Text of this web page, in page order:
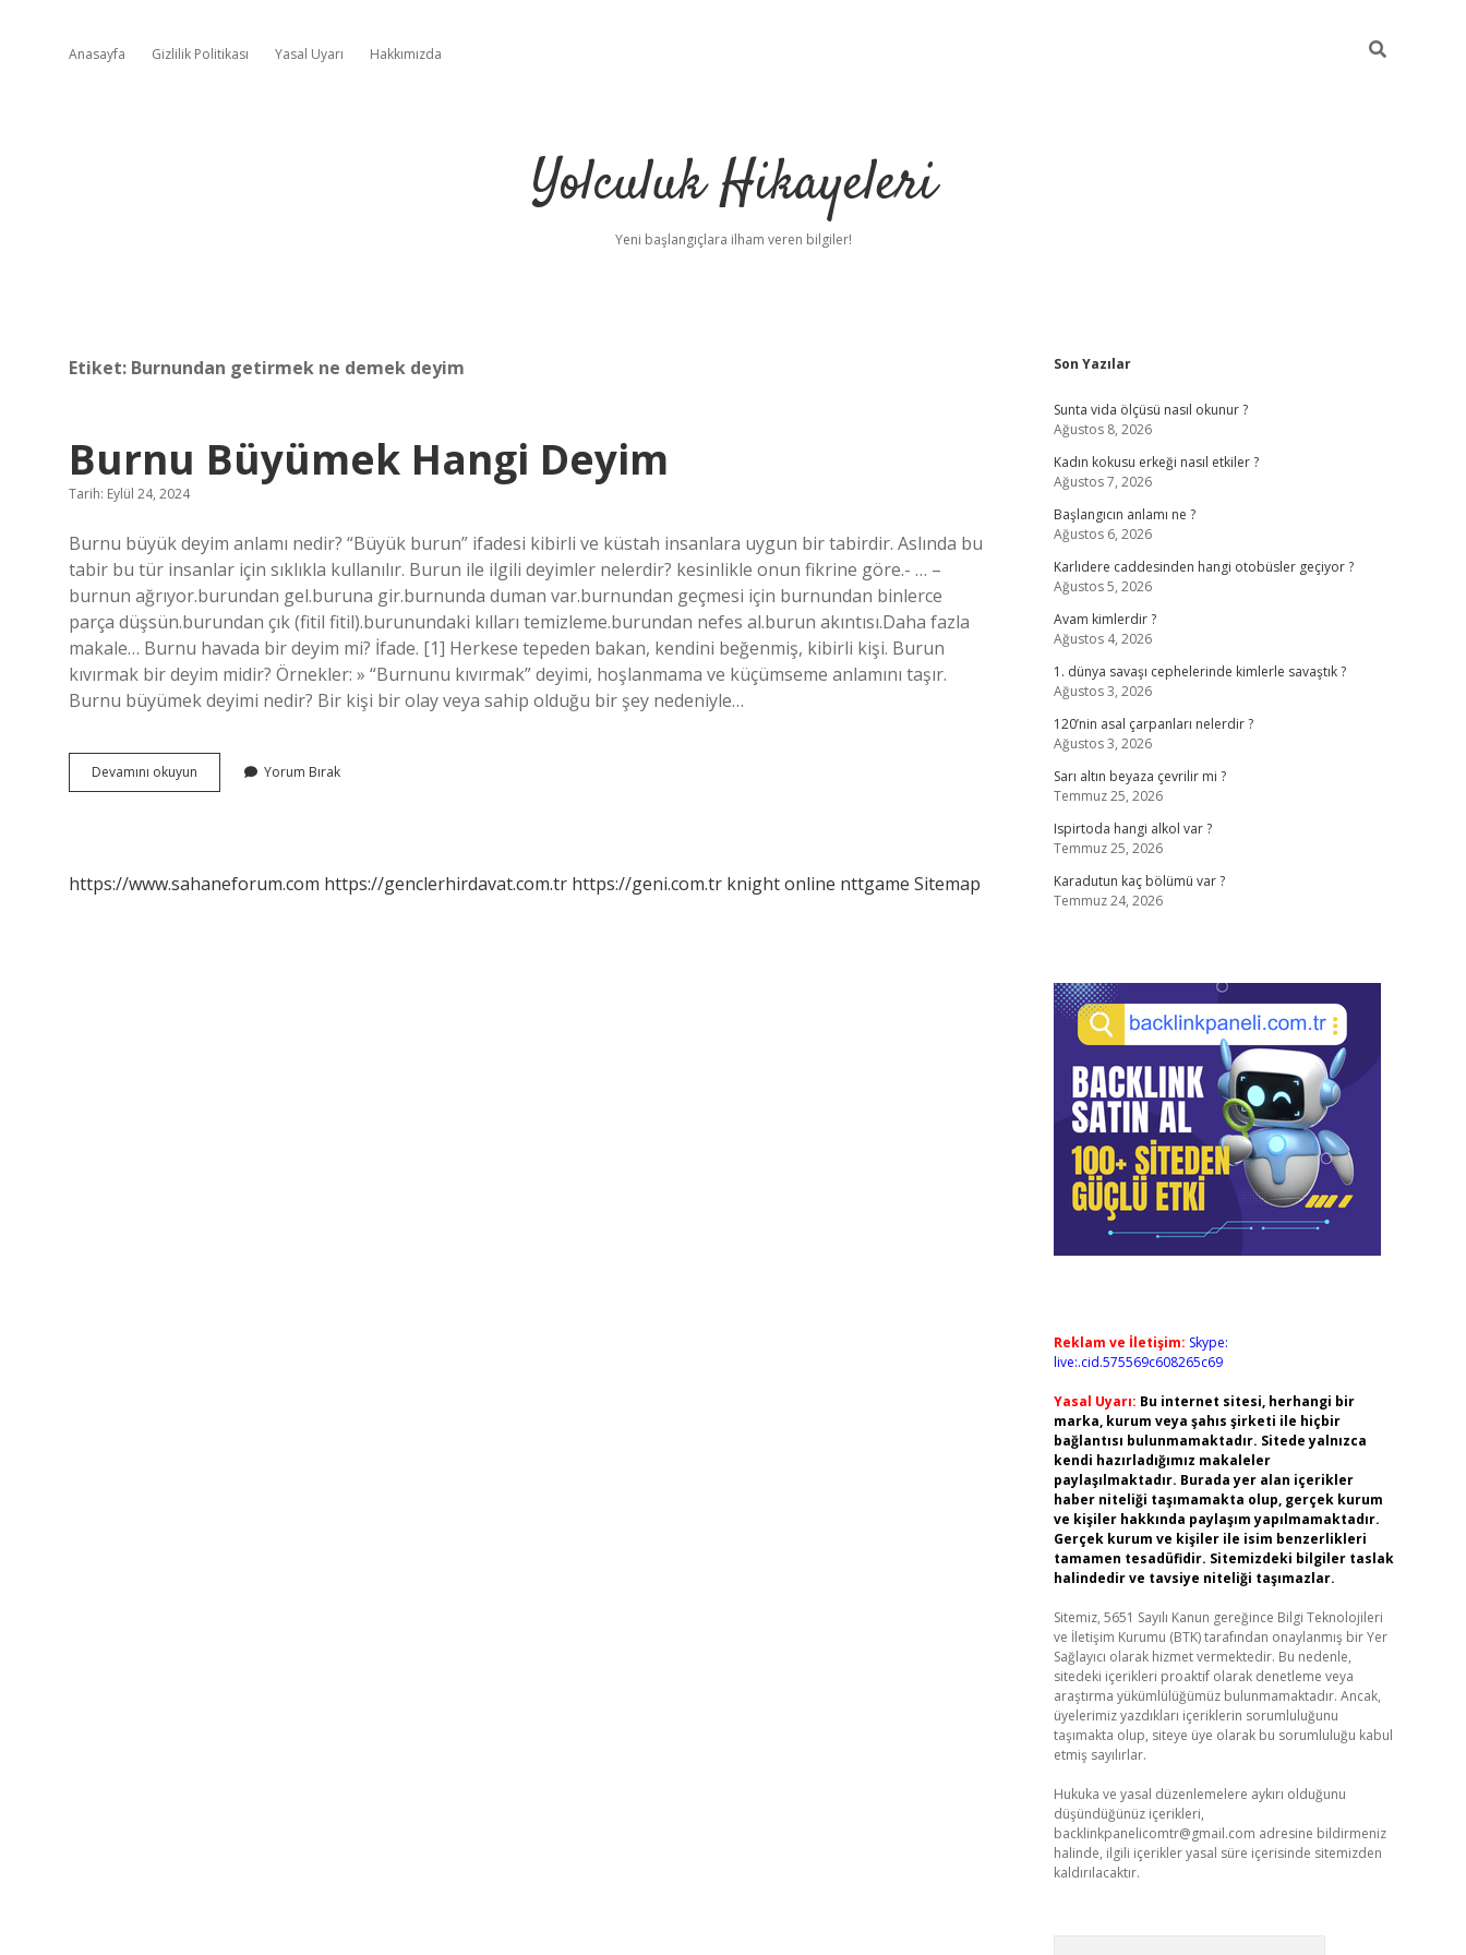
Anasayfa Gizlilik Politikası Yasal Uyarı Hakkımızda
Yolculuk Hikayeleri
Yeni başlangıçlara ilham veren bilgiler!
Etiket: Burnundan getirmek ne demek deyim
Burnu Büyümek Hangi Deyim
Tarih: Eylül 24, 2024
Burnu büyük deyim anlamı nedir? “Büyük burun” ifadesi kibirli ve küstah insanlara uygun bir tabirdir. Aslında bu
tabir bu tür insanlar için sıklıkla kullanılır. Burun ile ilgili deyimler nelerdir? kesinlikle onun fikrine göre.- … –
burnun ağrıyor.burundan gel.buruna gir.burnunda duman var.burnundan geçmesi için burnundan binlerce
parça düşsün.burundan çık (fitil fitil).burunundaki kılları temizleme.burundan nefes al.burun akıntısı.Daha fazla
makale… Burnu havada bir deyim mi? İfade. [1] Herkese tepeden bakan, kendini beğenmiş, kibirli kişi. Burun
kıvırmak bir deyim midir? Örnekler: » “Burnunu kıvırmak” deyimi, hoşlanmama ve küçümseme anlamını taşır.
Burnu büyümek deyimi nedir? Bir kişi bir olay veya sahip olduğu bir şey nedeniyle…
Devamını okuyun
Büyümek
Yorum Bırak
https://www.sahaneforum.com https://genclerhirdavat.com.tr https://geni.com.tr knight online nttgame Sitemap
Sidebar
Son Yazılar
Sunta vida ölçüsü nasıl okunur ?
Ağustos 8, 2026
Kadın kokusu erkeği nasıl etkiler ?
Ağustos 7, 2026
Başlangıcın anlamı ne ?
Ağustos 6, 2026
Karlıdere caddesinden hangi otobüsler geçiyor ?
Ağustos 5, 2026
Avam kimlerdir ?
Ağustos 4, 2026
1. dünya savaşı cephelerinde kimlerle savaştık ?
Ağustos 3, 2026
120’nin asal çarpanları nelerdir ?
Ağustos 3, 2026
Sarı altın beyaza çevrilir mi ?
Temmuz 25, 2026
Ispirtoda hangi alkol var ?
Temmuz 25, 2026
Karadutun kaç bölümü var ?
Temmuz 24, 2026
Reklam ve İletişim: Skype:
live:.cid.575569c608265c69
Yasal Uyarı: Bu internet sitesi, herhangi bir
marka, kurum veya şahıs şirketi ile hiçbir
bağlantısı bulunmamaktadır. Sitede yalnızca
kendi hazırladığımız makaleler
paylaşılmaktadır. Burada yer alan içerikler
haber niteliği taşımamakta olup, gerçek kurum
ve kişiler hakkında paylaşım yapılmamaktadır.
Gerçek kurum ve kişiler ile isim benzerlikleri
tamamen tesadüfidir. Sitemizdeki bilgiler taslak
halindedir ve tavsiye niteliği taşımazlar.
Sitemiz, 5651 Sayılı Kanun gereğince Bilgi Teknolojileri
ve İletişim Kurumu (BTK) tarafından onaylanmış bir Yer
Sağlayıcı olarak hizmet vermektedir. Bu nedenle,
sitedeki içerikleri proaktif olarak denetleme veya
araştırma yükümlülüğümüz bulunmamaktadır. Ancak,
üyelerimiz yazdıkları içeriklerin sorumluluğunu
taşımakta olup, siteye üye olarak bu sorumluluğu kabul
etmiş sayılırlar.
Hukuka ve yasal düzenlemelere aykırı olduğunu
düşündüğünüz içerikleri,
backlinkpanelicomtr@gmail.com adresine bildirmeniz
halinde, ilgili içerikler yasal süre içerisinde sitemizden
kaldırılacaktır.
betexper giriş